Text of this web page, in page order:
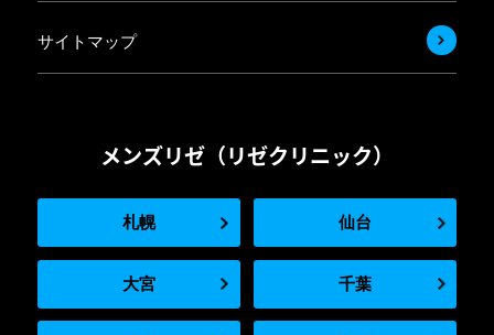
サイトマップ
メンズリゼ（リゼクリニック）
札幌 仙台
大宮 千葉